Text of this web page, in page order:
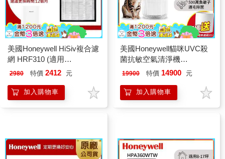
美國Honeywell HiSiv複合濾
網 HRF310 (適用
HPA310WTW )
2980 特價 2412 元
加入購物車
美國Honeywell貓咪UVC殺
菌抗敏空氣清淨機
HPA360WTW(喵淨機)
19900 特價 14900 元
加入購物車